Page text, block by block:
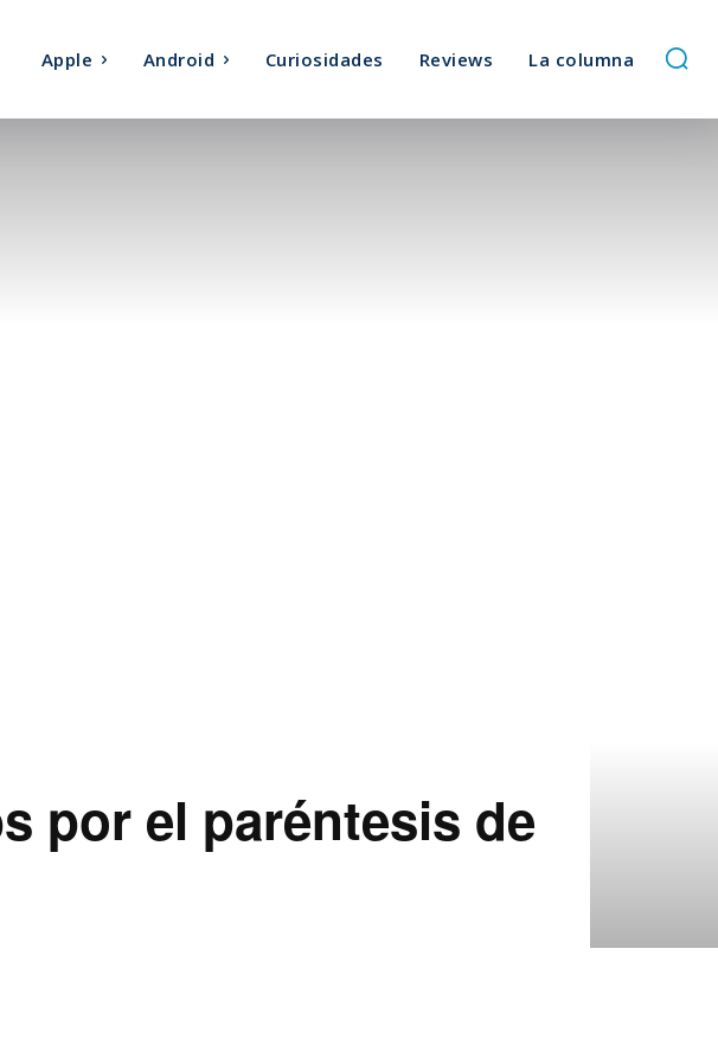
Apple Android Curiosidades Reviews La columna
por el paréntesis de